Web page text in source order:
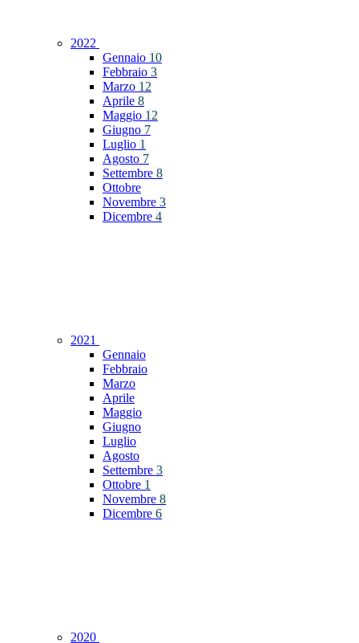
2022
Gennaio 10
Febbraio 3
Marzo 12
Aprile 8
Maggio 12
Giugno 7
Luglio 1
Agosto 7
Settembre 8
Ottobre
Novembre 3
Dicembre 4
2021
Gennaio
Febbraio
Marzo
Aprile
Maggio
Giugno
Luglio
Agosto
Settembre 3
Ottobre 1
Novembre 8
Dicembre 6
2020